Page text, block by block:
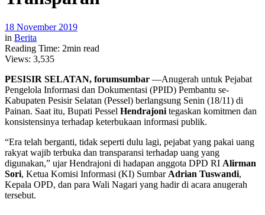
18 November 2019
in Berita
Reading Time: 2min read
Views: 3,535
PESISIR SELATAN, forumsumbar —Anugerah untuk Pejabat
Pengelola Informasi dan Dokumentasi (PPID) Pembantu se-
Kabupaten Pesisir Selatan (Pessel) berlangsung Senin (18/11) di
Painan. Saat itu, Bupati Pessel Hendrajoni tegaskan komitmen dan
konsistensinya terhadap keterbukaan informasi publik.
“Era telah berganti, tidak seperti dulu lagi, pejabat yang pakai uang
rakyat wajib terbuka dan transparansi terhadap uang yang
digunakan,” ujar Hendrajoni di hadapan anggota DPD RI Alirman
Sori, Ketua Komisi Informasi (KI) Sumbar Adrian Tuswandi,
Kepala OPD, dan para Wali Nagari yang hadir di acara anugerah
tersebut.